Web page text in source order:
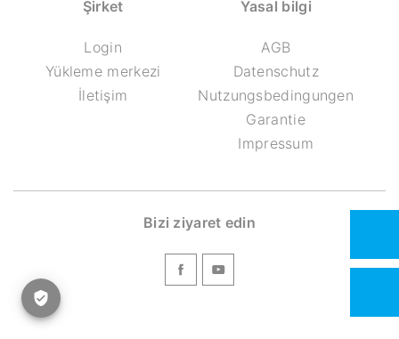
Şirket
Login
Yükleme merkezi
İletişim
Yasal bilgi
AGB
Datenschutz
Nutzungsbedingungen
Garantie
Impressum
Bizi ziyaret edin